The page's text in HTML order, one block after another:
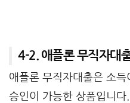
4-2. 애플론 무직자대
애플론 무직자대출은 소
승인이 가능한 상품입니